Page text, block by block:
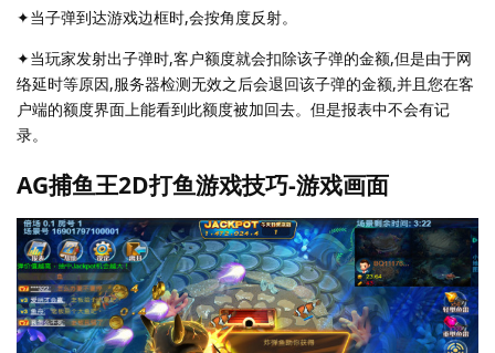
✦当子弹到达游戏边框时,会按角度反射。
✦当玩家发射出子弹时,客户额度就会扣除该子弹的金额,但是由于网
络延时等原因,服务器检测无效之后会退回该子弹的金额,并且您在客
户端的额度界面上能看到此额度被加回去。但是报表中不会有记
录。
AG捕鱼王2D打鱼游戏技巧-游戏画面